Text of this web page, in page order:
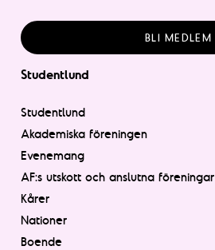
BLI MEDLEM
Studentlund
Studentlund
Akademiska föreningen
Evenemang
AF:s utskott och anslutna föreningar
Kårer
Nationer
Boende